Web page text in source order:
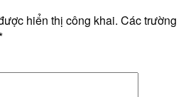
hiển thị công khai. Các trường